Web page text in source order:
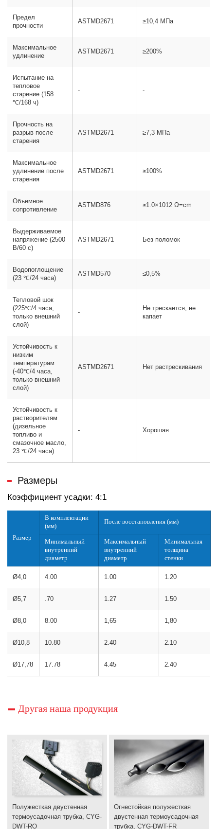
Предел
прочности
ASTMD2671 ≥10,4 МПа
Максимальное
удлинение
ASTMD2671 ≥200%
Испытание на
тепловое
старение (158
℃/168 ч)
- -
Прочность на
разрыв после
старения
ASTMD2671 ≥7,3 МПа
Максимальное
удлинение после
старения
ASTMD2671 ≥100%
Объемное
сопротивление
ASTMD876 ≥1.0×1012 Ω=cm
Выдерживаемое
напряжение (2500
В/60 с)
ASTMD2671 Без поломок
Водопоглощение
(23 ℃/24 часа)
ASTMD570 ≤0,5%
Тепловой шок
(225℃/4 часа,
только внешний
слой)
-
Не трескается, не
капает
Устойчивость к
низким
температурам
(-40℃/4 часа,
только внешний
слой)
ASTMD2671 Нет растрескивания
Устойчивость к
растворителям
(дизельное
топливо и
смазочное масло,
23 ℃/24 часа)
- Хорошая
Размеры
Коэффициент усадки: 4:1
Размер
В комплектации
(мм)
После восстановления (мм)
Минимальный
внутренний
диаметр
Максимальный
внутренний
диаметр
Минимальная
толщина
стенки
Ø4,0 4.00 1.00 1.20
Ø5,7 .70 1.27 1.50
Ø8,0 8.00 1,65 1,80
Ø10,8 10.80 2.40 2.10
Ø17,78 17.78 4.45 2.40
Другая наша продукция
Полужесткая двустенная
термоусадочная трубка, CYG-
DWT-RO
Огнестойкая полужесткая
двустенная термоусадочная
трубка, CYG-DWT-FR